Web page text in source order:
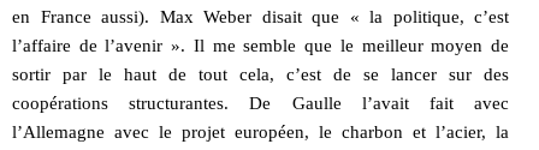
en France aussi). Max Weber disait que « la politique, c’est
l’affaire de l’avenir ». Il me semble que le meilleur moyen de
sortir par le haut de tout cela, c’est de se lancer sur des
coopérations structurantes. De Gaulle l’avait fait avec
l’Allemagne avec le projet européen, le charbon et l’acier, la